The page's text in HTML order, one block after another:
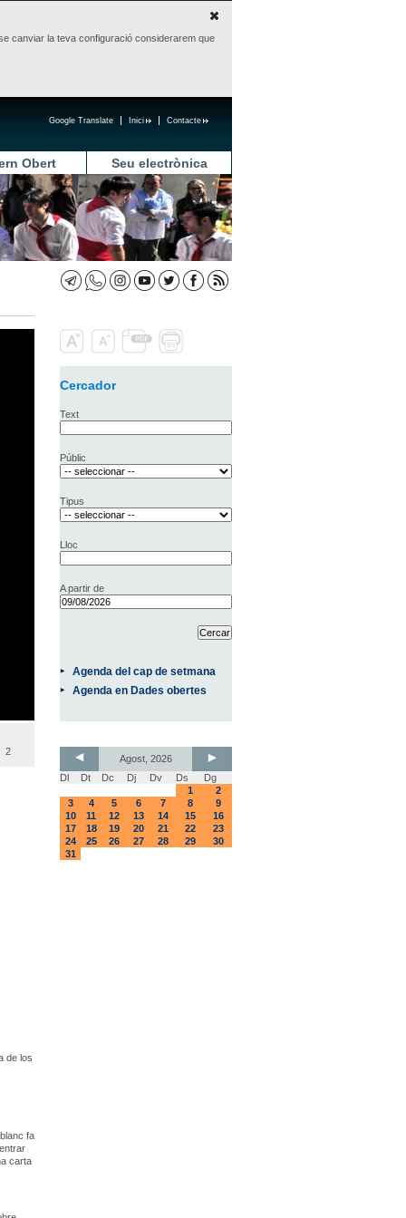
canviar la teva configuració considerarem que
Contacte
Inici
Google Translate
Obert Seu electrònica
2
de los
fa
carta
Cercador
Text
Públic
Tipus
Lloc
A partir de
Agenda del cap de setmana
Agenda en Dades obertes
Agost, 2026
Dl
Dt Dc Dj Dv Ds
Dg
1
2
3
4 5 6 7 8
9
10
11 12 13 14 15
16
17
18 19 20 21 22
23
24
25 26 27 28 29
30
31